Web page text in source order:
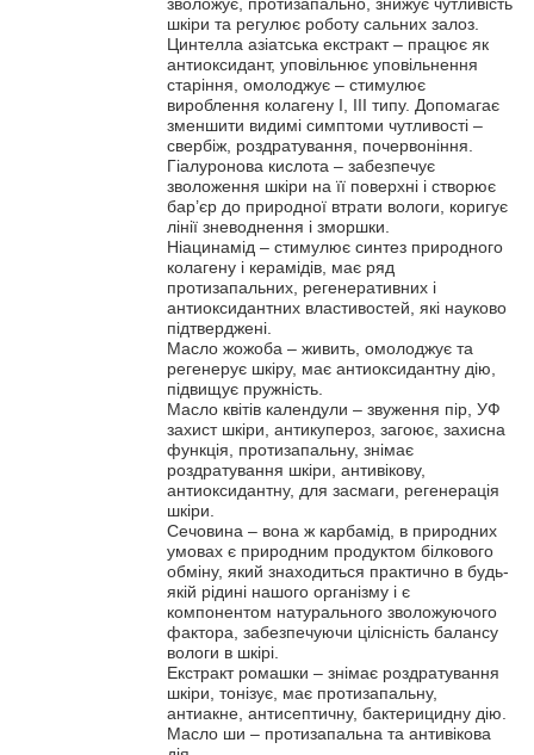
шкіри та регулює роботу сальних залоз.
Цинтелла азіатська екстракт – працює як
антиоксидант, уповільнює уповільнення
старіння, омолоджує – стимулює
вироблення колагену І, ІІІ типу. Допомагає
зменшити видимі симптоми чутливості –
свербіж, роздратування, почервоніння.
Гіалуронова кислота – забезпечує
зволоження шкіри на її поверхні і створює
бар’єр до природної втрати вологи, коригує
лінії зневоднення і зморшки.
Ніацинамід – стимулює синтез природного
колагену і керамідів, має ряд
протизапальних, регенеративних і
антиоксидантних властивостей, які науково
підтверджені.
Масло жожоба – живить, омолоджує та
регенерує шкіру, має антиоксидантну дію,
підвищує пружність.
Масло квітів календули – звуження пір, УФ
захист шкіри, антикупероз, загоює, захисна
функція, протизапальну, знімає
роздратування шкіри, антивікову,
антиоксидантну, для засмаги, регенерація
шкіри.
Сечовина – вона ж карбамід, в природних
умовах є природним продуктом білкового
обміну, який знаходиться практично в будь-
якій рідині нашого організму і є
компонентом натурального зволожуючого
фактора, забезпечуючи цілісність балансу
вологи в шкірі.
Екстракт ромашки – знімає роздратування
шкіри, тонізує, має протизапальну,
антиакне, антисептичну, бактерицидну дію.
Масло ши – протизапальна та антивікова